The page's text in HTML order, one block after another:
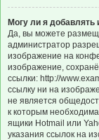
Могу ли я
Да, вы можете
администратор
изображение на
изображение,
ссылки: http://
ссылку ни на
не является
к которым
ящики Hotmail или
указания ссылок на